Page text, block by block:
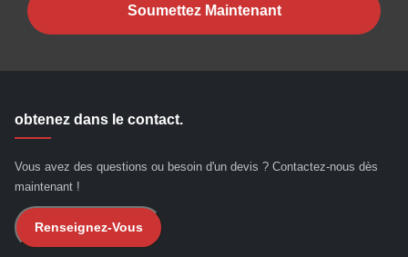
Soumettez Maintenant
obtenez dans le contact.
Vous avez des questions ou besoin d'un devis ? Contactez-nous dès
maintenant !
Renseignez-Vous